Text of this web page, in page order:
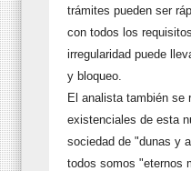
trámites pueden ser
con todos los
irregularidad puede
y bloqueo.
El analista también se
existenciales de esta
sociedad de "dunas y
todos somos "eternos